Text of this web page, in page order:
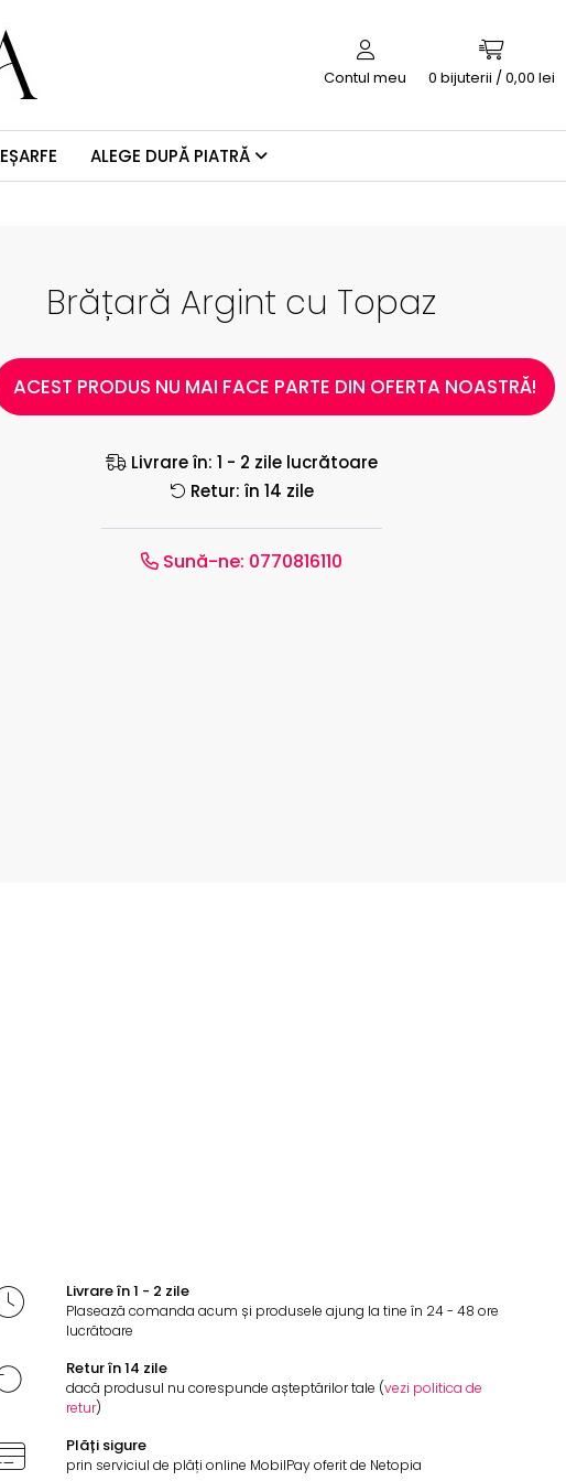
Contul meu 0 bijuterii / 0,00 lei
EȘARFE ALEGE DUPĂ PIATRĂ
Brățară Argint cu Topaz
ACEST PRODUS NU MAI FACE PARTE DIN OFERTA NOASTRĂ!
Livrare în: 1 - 2 zile lucrătoare
Retur: în 14 zile
Sună-ne: 0770816110
Livrare în 1 - 2 zile
Plasează comanda acum și produsele ajung la tine în 24 - 48 ore
lucrătoare
Retur în 14 zile
dacă produsul nu corespunde așteptărilor tale (vezi politica de
retur)
Plăți sigure
prin serviciul de plăți online MobilPay oferit de Netopia